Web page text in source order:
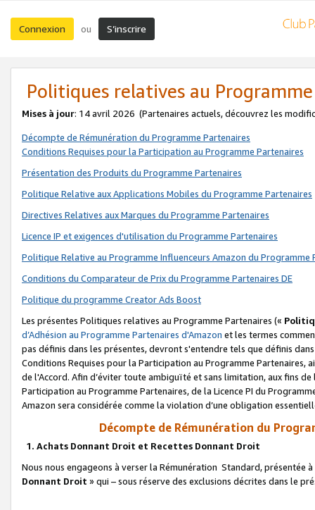
Connexion ou S’inscrire
Politiques relatives au
Mises à jour: 14 avril 2026 (Partenaires actuels, découvrez les
Décompte de Rémunération du Programme Partenaires
Conditions Requises pour la Participation au Programme Partenaires
Présentation des Produits du Programme Partenaires
Politique Relative aux Applications Mobiles du Programme Partenaires
Directives Relatives aux Marques du Programme Partenaires
Licence IP et exigences d'utilisation du Programme Partenaires
Politique Relative au Programme Influenceurs Amazon du Programme
Conditions du Comparateur de Prix du Programme Partenaires DE
Politique du programme Creator Ads Boost
Les présentes Politiques relatives au Programme Partenaires («
d’Adhésion au Programme Partenaires d'Amazon et les termes
pas définis dans les présentes, devront s'entendre tels que définis
Conditions Requises pour la Participation au Programme Partenaires,
de l'Accord. Afin d’éviter toute ambiguïté et sans limitation, aux fins
Participation au Programme Partenaires, de la Licence PI du
Amazon sera considérée comme la violation d’une obligation
Décompte de Rémunération du
1. Achats Donnant Droit et Recettes Donnant Droit
Nous nous engageons à verser la Rémunération Standard, présentée
Donnant Droit » qui – sous réserve des exclusions décrites dans le